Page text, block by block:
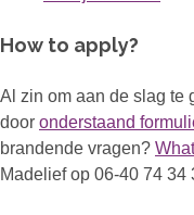
How to apply?
Al zin om aan de slag te
door onderstaand
brandende vragen?
Madelief op 06-40 74 34